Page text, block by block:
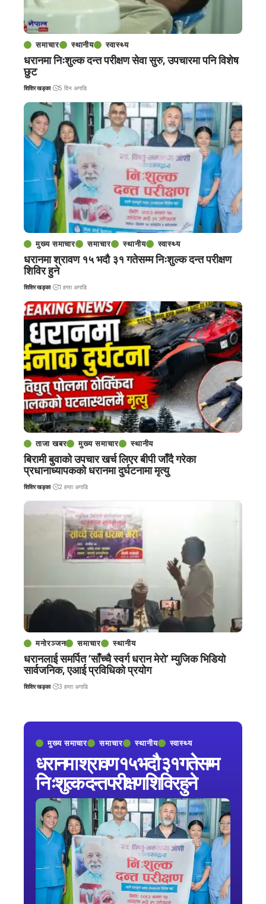
मुख्य समाचार समाचार स्थानीय स्वास्थ्य
धरानमा श्रावण १५ भदौ ३१ गतेसम्म
निःशुल्क दन्त परीक्षण शिविर हुने
समाचार स्थानीय स्वास्थ्य
धरानमा निःशुल्क दन्त परीक्षण सेवा सुरु, उपचारमा पनि विशेष
छुट
शिशिर खड्का 5 दिन अगाडि
मुख्य समाचार समाचार स्थानीय स्वास्थ्य
धरानमा श्रावण १५ भदौ ३१ गतेसम्म निःशुल्क दन्त परीक्षण
शिविर हुने
शिशिर खड्का 1 हप्ता अगाडि
ताजा खबर मुख्य समाचार स्थानीय
बिरामी बुवाको उपचार खर्च लिएर बीपी जाँदै गरेका
प्रधानाध्यापकको धरानमा दुर्घटनामा मृत्यु
शिशिर खड्का 2 हप्ता अगाडि
मनोरञ्जन समाचार स्थानीय
धरानलाई समर्पित ‘साँच्चै स्वर्ग धरान मेरो’ म्युजिक भिडियो
सार्वजनिक, एआई प्रविधिको प्रयोग
शिशिर खड्का 3 हप्ता अगाडि